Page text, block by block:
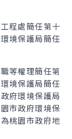
程處簡任第十
境保護局簡任
等權理簡任第
境保護局簡任
府環境保護局
市政府環境保
桃園市政府地